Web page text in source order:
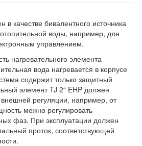
в качестве бивалентного источника
воды, например, для
управлением.
нагревательного элемента
вода нагревается в корпусе
содержит только защитный
элемент TJ 2“ EHP должен
регуляции, например, от
можно регулировать
фаз. При эксплуатации должен
проток, соответствующей